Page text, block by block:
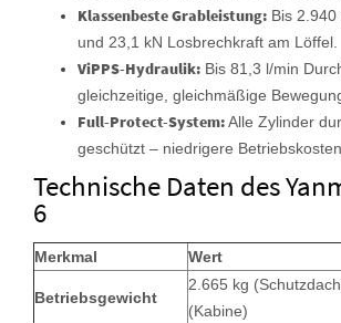
Klassenbeste Grableistung: Bis
und 23,1 kN Losbrechkraft am Löffel.
ViPPS-Hydraulik: Bis 81,3 l/min
gleichzeitige, gleichmäßige
Full-Protect-System:Alle Zylinder
geschützt – niedrigere
Technische Daten des
6
Merkmal Wert
Betriebsgewicht
2.665 kg
(Kabine)